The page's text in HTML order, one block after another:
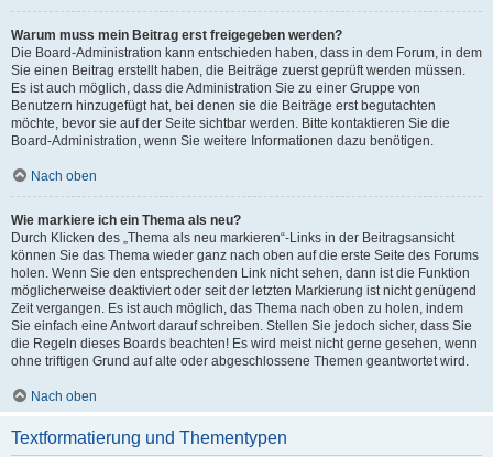
Warum muss mein Beitrag erst freigegeben werden?
Die Board-Administration kann entschieden haben, dass in dem Forum, in dem
Sie einen Beitrag erstellt haben, die Beiträge zuerst geprüft werden müssen.
Es ist auch möglich, dass die Administration Sie zu einer Gruppe von
Benutzern hinzugefügt hat, bei denen sie die Beiträge erst begutachten
möchte, bevor sie auf der Seite sichtbar werden. Bitte kontaktieren Sie die
Board-Administration, wenn Sie weitere Informationen dazu benötigen.
Nach oben
Wie markiere ich ein Thema als neu?
Durch Klicken des „Thema als neu markieren“-Links in der Beitragsansicht
können Sie das Thema wieder ganz nach oben auf die erste Seite des Forums
holen. Wenn Sie den entsprechenden Link nicht sehen, dann ist die Funktion
möglicherweise deaktiviert oder seit der letzten Markierung ist nicht genügend
Zeit vergangen. Es ist auch möglich, das Thema nach oben zu holen, indem
Sie einfach eine Antwort darauf schreiben. Stellen Sie jedoch sicher, dass Sie
die Regeln dieses Boards beachten! Es wird meist nicht gerne gesehen, wenn
ohne triftigen Grund auf alte oder abgeschlossene Themen geantwortet wird.
Nach oben
Textformatierung und Thementypen